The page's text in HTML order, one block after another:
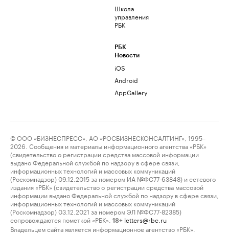
Школа
управления
РБК
РБК
Новости
iOS
Android
AppGallery
© ООО «БИЗНЕСПРЕСС», АО «РОСБИЗНЕСКОНСАЛТИНГ», 1995–
2026. Сообщения и материалы информационного агентства «РБК»
(свидетельство о регистрации средства массовой информации
выдано Федеральной службой по надзору в сфере связи,
информационных технологий и массовых коммуникаций
(Роскомнадзор) 09.12.2015 за номером ИА №ФС77-63848) и сетевого
издания «РБК» (свидетельство о регистрации средства массовой
информации выдано Федеральной службой по надзору в сфере связи,
информационных технологий и массовых коммуникаций
(Роскомнадзор) 03.12.2021 за номером ЭЛ №ФС77-82385)
сопровождаются пометкой «РБК».
18+ letters@rbc.ru
Владельцем сайта является информационное агентство «РБК».